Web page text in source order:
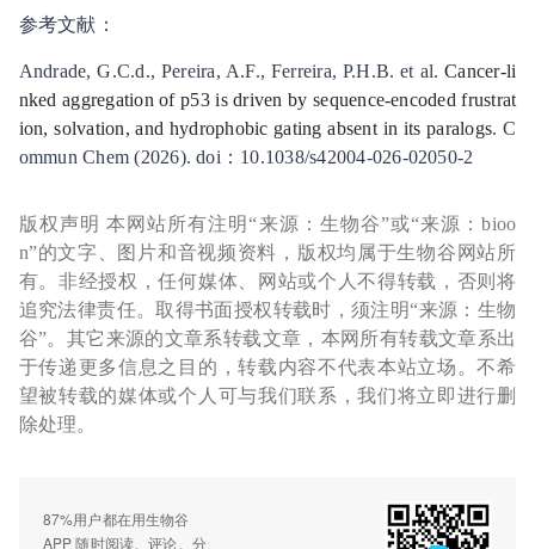
参考文献：
Andrade, G.C.d., Pereira, A.F., Ferreira, P.H.B. et al.Cancer-li
nked aggregation of p53 is driven by sequence-encoded frustrat
ion, solvation, and hydrophobic gating absent in its paralogs. C
ommun Chem (2026). doi：10.1038/s42004-026-02050-2
版权声明 本网站所有注明“来源：生物谷”或“来源：bioo
n”的文字、图片和音视频资料，版权均属于生物谷网站所
有。非经授权，任何媒体、网站或个人不得转载，否则将
追究法律责任。取得书面授权转载时，须注明“来源：生物
谷”。其它来源的文章系转载文章，本网所有转载文章系出
于传递更多信息之目的，转载内容不代表本站立场。不希
望被转载的媒体或个人可与我们联系，我们将立即进行删
除处理。
87%用户都在用生物谷
APP 随时阅读、评论、分